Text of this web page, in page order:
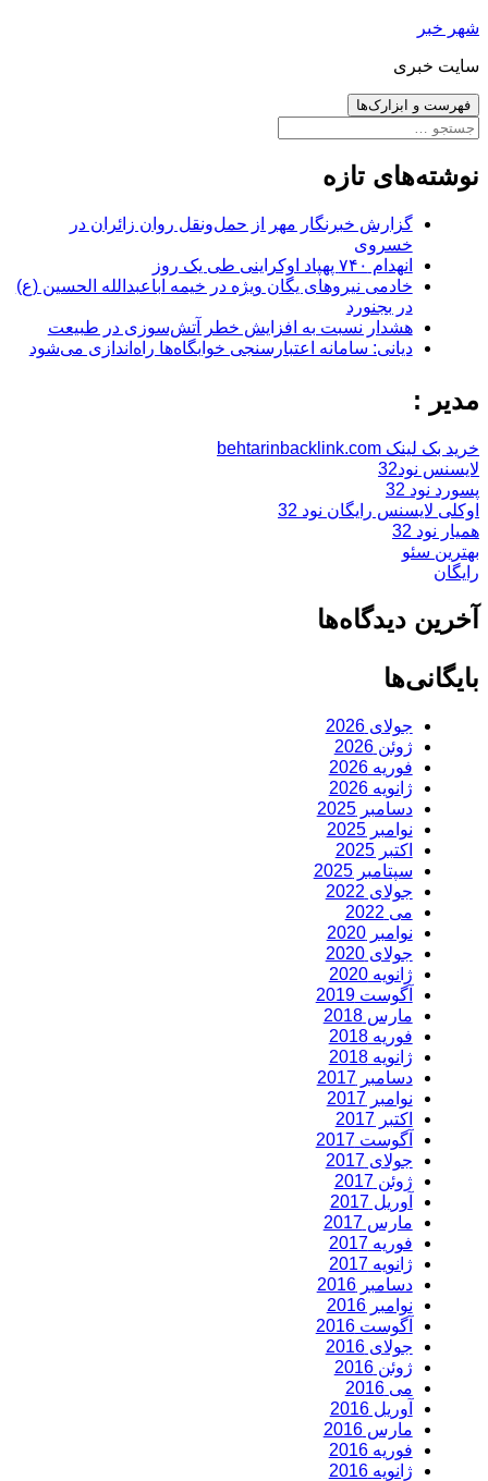
رفتن
نوشته‌ها
شهر خبر
سایت خبری
فهرست و ابزارک‌ها
جستجو
نوشته‌های تازه
گزارش خبرنگار مهر از حمل‌ونقل روان زائران در
خسروی
انهدام ۷۴۰ پهپاد اوکراینی طی یک روز
خادمی نیروهای یگان ویژه در خیمه اباعبدالله الحسین (ع)
در بجنورد
هشدار نسبت به افزایش خطر آتش‌سوزی در طبیعت
دیانی: سامانه اعتبارسنجی خوابگاه‌ها راه‌اندازی می‌شود
مدیر :
خرید بک لینک behtarinbacklink.com
لایسنس نود32
پسورد نود 32
اوکلی لایسنس رایگان نود 32
همیار نود 32
بهترین سئو
رایگان
آخرین دیدگاه‌ها
بایگانی‌ها
جولای 2026
ژوئن 2026
فوریه 2026
ژانویه 2026
دسامبر 2025
نوامبر 2025
اکتبر 2025
سپتامبر 2025
جولای 2022
می 2022
نوامبر 2020
جولای 2020
ژانویه 2020
آگوست 2019
مارس 2018
فوریه 2018
ژانویه 2018
دسامبر 2017
نوامبر 2017
اکتبر 2017
آگوست 2017
جولای 2017
ژوئن 2017
آوریل 2017
مارس 2017
فوریه 2017
ژانویه 2017
دسامبر 2016
نوامبر 2016
آگوست 2016
جولای 2016
ژوئن 2016
می 2016
آوریل 2016
مارس 2016
فوریه 2016
ژانویه 2016